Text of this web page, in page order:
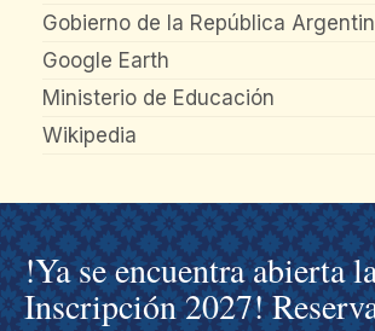
Gobierno de la República
Google Earth
Ministerio de Educación
Wikipedia
!Ya se encuentra abierta
Inscripción 2027!